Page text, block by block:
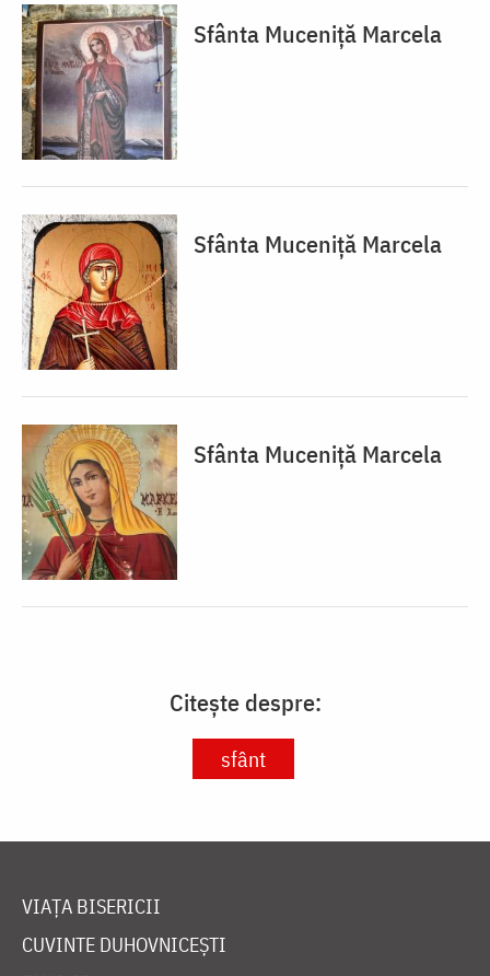
Sfânta Muceniță Marcela
Sfânta Muceniță Marcela
Sfânta Muceniță Marcela
Citește despre:
sfânt
VIAȚA BISERICII
CUVINTE DUHOVNICEȘTI